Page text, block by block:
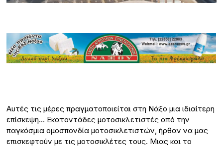
Αυτές τις μέρες πραγματοποιείται στη Νάξο μια ιδιαίτερη
επίσκεψη… Εκατοντάδες μοτοσικλετιστές από την
παγκόσμια ομοσπονδία μοτοσικλετιστών, ήρθαν να μας
επισκεφτούν με τις μοτοσικλέτες τους. Μιας και το